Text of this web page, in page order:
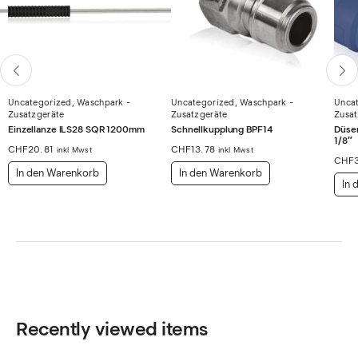
Uncategorized ,Waschpark -
Zusatzgeräte
Einzellanze ILS28 SQR 1200mm
CHF20.81 inkl Mwst
In den Warenkorb
Uncategorized ,Waschpark -
Zusatzgeräte
Schnellkupplung BPF14
CHF13.78 inkl Mwst
In den Warenkorb
1/8″
CHF
In
Recently viewed items